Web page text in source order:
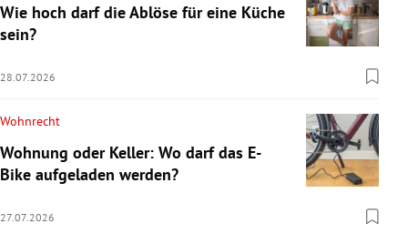
Wie hoch darf die Ablöse für eine Küche
sein?
28.07.2026
Wohnrecht
Wohnung oder Keller: Wo darf das E-
Bike aufgeladen werden?
27.07.2026